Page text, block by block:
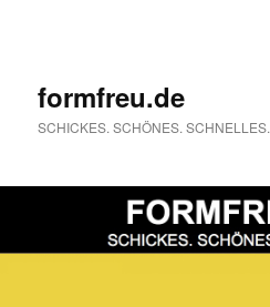
formfreu.de
SCHICKES. SCHÖNES. SCHNELLES.